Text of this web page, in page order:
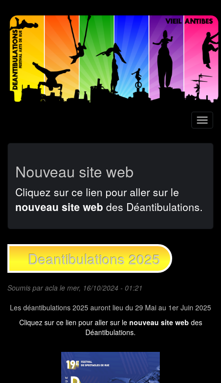
Aller
contenu
principal
Nouveau site web
Cliquez sur ce lien pour aller sur le
nouveau site web des Déantibulations.
Deantibulations 2025
Soumis paracla le mer, 16/10/2024 - 01:21
Les déantibulations 2025 auront lieu du 29 Mai au 1er Juin 2025
Cliquez sur ce lien pour aller sur le nouveau site web des
Déantibulations.